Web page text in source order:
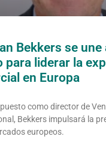
Bekkers se
para liderar la
en Europa
como director de
Bekkers impulsará la
europeos.